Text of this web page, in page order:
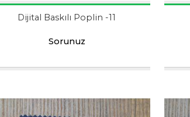
Dijital Baskılı Poplin -11
Sorunuz